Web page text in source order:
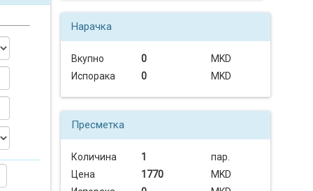
Нарачка
Вкупно 0
MKD
Испорака
0 MKD
Пресметка
Количина 1
пар.
Цена
1770
MKD